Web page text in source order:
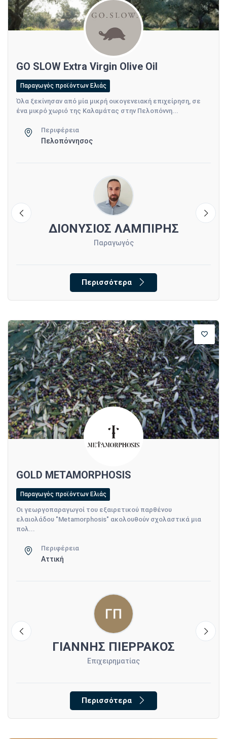
GO SLOW Extra Virgin Olive Oil
Παραγωγός προϊόντων Ελιάς
Όλα ξεκίνησαν από μία μικρή οικογενειακή επιχείρηση, σε
ένα μικρό χωριό της Καλαμάτας στην Πελοπόννη...
Περιφέρεια
Πελοπόννησος
ΔΙΟΝΥΣΙΟΣ ΛΑΜΠΙΡΗΣ
Παραγωγός
Περισσότερα
GOLD METAMORPHOSIS
Παραγωγός προϊόντων Ελιάς
Οι γεωργοπαραγωγοί του εξαιρετικού παρθένου
ελαιολάδου "Metamorphosis" ακολουθούν σχολαστικά μια
πολ...
Περιφέρεια
Αττική
ΓΙΑΝΝΗΣ ΠΙΕΡΡΑΚΟΣ
Επιχειρηματίας
Περισσότερα